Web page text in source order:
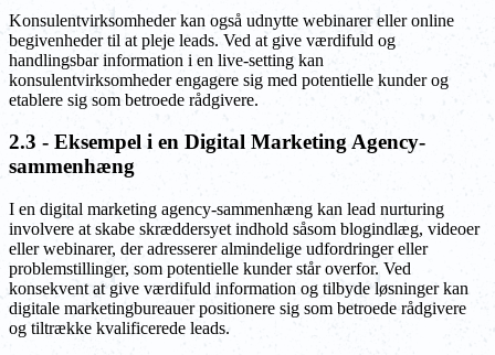
Konsulentvirksomheder kan også udnytte webinarer eller online
begivenheder til at pleje leads. Ved at give værdifuld og
handlingsbar information i en live-setting kan
konsulentvirksomheder engagere sig med potentielle kunder og
etablere sig som betroede rådgivere.
2.3 - Eksempel i en Digital Marketing Agency-
sammenhæng
I en digital marketing agency-sammenhæng kan lead nurturing
involvere at skabe skræddersyet indhold såsom blogindlæg, videoer
eller webinarer, der adresserer almindelige udfordringer eller
problemstillinger, som potentielle kunder står overfor. Ved
konsekvent at give værdifuld information og tilbyde løsninger kan
digitale marketingbureauer positionere sig som betroede rådgivere
og tiltrække kvalificerede leads.